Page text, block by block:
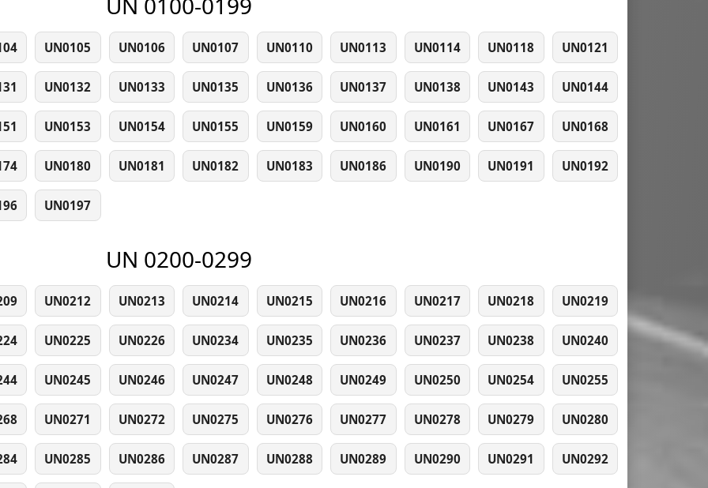
UN0105 UN0106 UN0107 UN0110 UN0113 UN0114 UN0118 UN0121
UN0132 UN0133 UN0135 UN0136 UN0137 UN0138 UN0143 UN0144
UN0153 UN0154 UN0155 UN0159 UN0160 UN0161 UN0167 UN0168
UN0180 UN0181 UN0182 UN0183 UN0186 UN0190 UN0191 UN0192
UN0197
UN 0200-0299
UN0212 UN0213 UN0214 UN0215 UN0216 UN0217 UN0218 UN0219
UN0225 UN0226 UN0234 UN0235 UN0236 UN0237 UN0238 UN0240
UN0245 UN0246 UN0247 UN0248 UN0249 UN0250 UN0254 UN0255
UN0271 UN0272 UN0275 UN0276 UN0277 UN0278 UN0279 UN0280
UN0285 UN0286 UN0287 UN0288 UN0289 UN0290 UN0291 UN0292